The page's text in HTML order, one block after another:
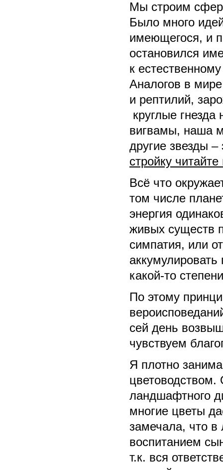
Мы строим
Было много
имеющегося, и
остановился
к
Аналогов в
и рептилий,
круглые
вигвамы, наша
другие звезды
стройку
Всё что
том числе
энергия
живых существ
симпатия, или
какой-то
По этому
сей день
чувствуем
Я плотно
цветоводством.
ландшафтного
многие цветы
замечала, что в
воспитанием
т.к. вся